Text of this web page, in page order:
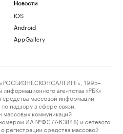
Новости
iOS
Android
AppGallery
1995–
агентства «РБК»
средства массовой информации
надзору в сфере связи,
массовых коммуникаций
ИА №ФС77-63848) и сетевого
регистрации средства массовой